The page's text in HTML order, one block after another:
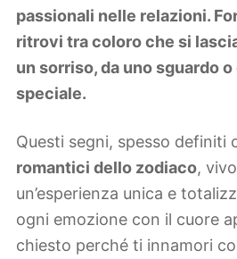
passionali nelle relazioni.
ritrovi tra coloro che si
un sorriso, da uno sguardo
speciale.
Questi segni, spesso definiti
romantici dello zodiaco,
un’esperienza unica e
ogni emozione con il cuore
chiesto perché ti innamori